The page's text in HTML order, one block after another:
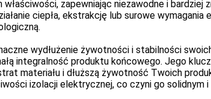
właściwości, zapewniając niezawodne i
ciepła, ekstrakcję lub surowe
wydłużenie żywotności i stabilności
integralność produktu końcowego. Jego
materiału i dłuższą żywotność Twoich
izolacji elektrycznej, co czyni go